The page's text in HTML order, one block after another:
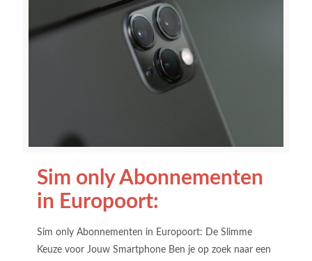
Sim only Abonnementen
in Europoort:
Sim only Abonnementen in Europoort: De Slimme
Keuze voor Jouw Smartphone Ben je op zoek naar een